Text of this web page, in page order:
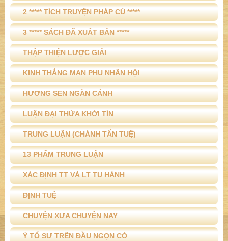
2 ***** TÍCH TRUYỆN PHÁP CÚ *****
3 ***** SÁCH ĐÃ XUẤT BẢN *****
THẬP THIỆN LƯỢC GIẢI
KINH THẮNG MAN PHU NHÂN HỘI
HƯƠNG SEN NGÀN CÁNH
LUẬN ĐẠI THỪA KHỞI TÍN
TRUNG LUẬN (CHÁNH TẤN TUỆ)
13 PHẨM TRUNG LUẬN
XÁC ĐỊNH TT VÀ LT TU HÀNH
ĐỊNH TUỆ
CHUYỆN XƯA CHUYỆN NAY
Ý TỔ SƯ TRÊN ĐẦU NGỌN CỎ